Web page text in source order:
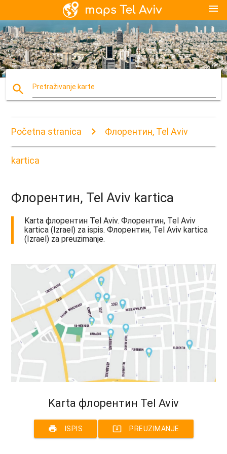
menu
search Pretraživanje karte
Početna stranica Флорентин, Tel Aviv
kartica
Флорентин, Tel Aviv kartica
Karta флорентин Tel Aviv. Флорентин, Tel Aviv
kartica (Izrael) za ispis. Флорентин, Tel Aviv kartica
(Izrael) za preuzimanje.
Karta флорентин Tel Aviv
print ISPIS system_update_alt PREUZIMANJE